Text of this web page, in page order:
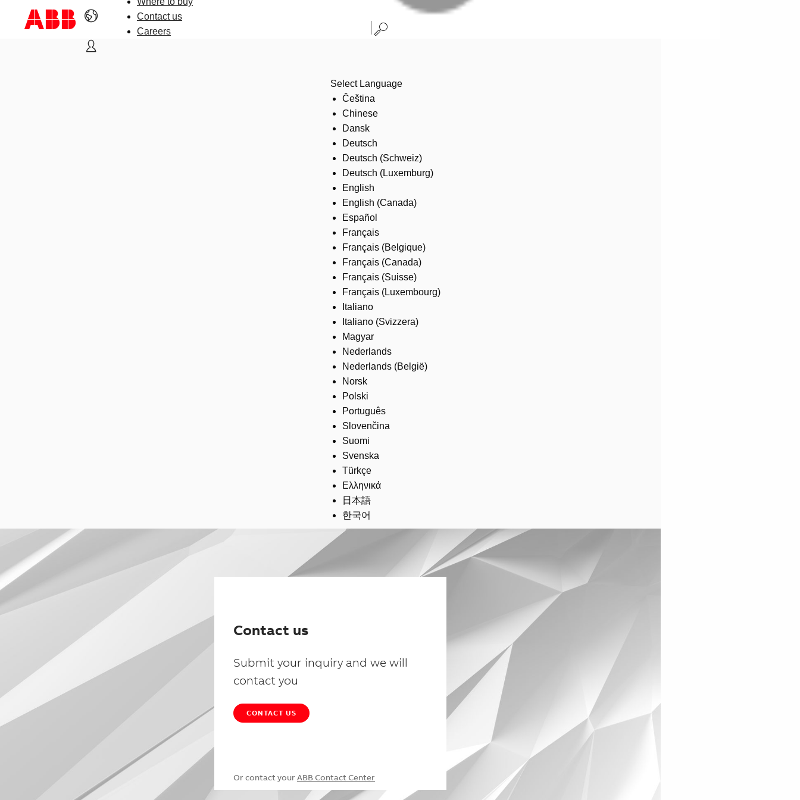
Contact us
Careers
Select Language
Čeština
Chinese
Dansk
Deutsch
Deutsch (Schweiz)
Deutsch (Luxemburg)
English
English (Canada)
Español
Français
Français (Belgique)
Français (Canada)
Français (Suisse)
Français (Luxembourg)
Italiano
Italiano (Svizzera)
Magyar
Nederlands
Nederlands (België)
Norsk
Polski
Português
Slovenčina
Suomi
Svenska
Türkçe
Ελληνικά
日本語
한국어
Contact us
Submit your inquiry and we will
contact you
CONTACT US
Or contact your ABB Contact Center